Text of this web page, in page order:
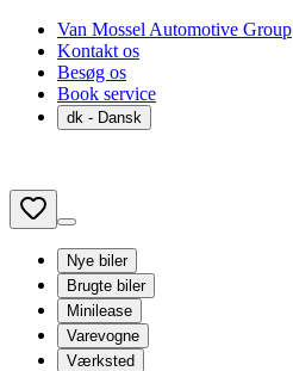
Van Mossel Automotive Group
Kontakt os
Besøg os
Book service
dk - Dansk
Nye biler
Brugte biler
Minilease
Varevogne
Værksted